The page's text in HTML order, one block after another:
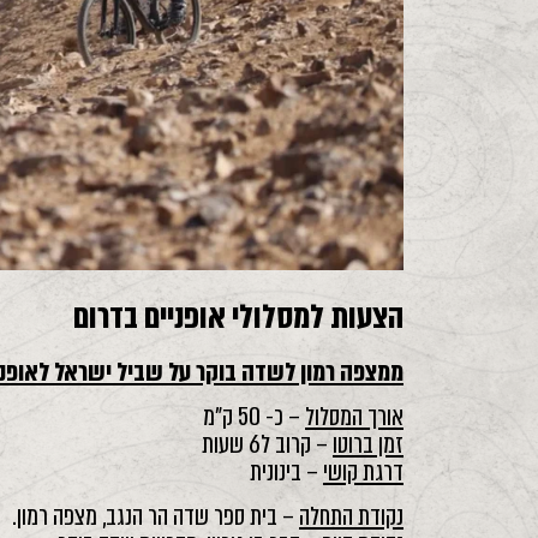
הצעות למסלולי אופניים בדרום
ממצפה רמון לשדה בוקר על שביל ישראל
אורך המסלול – כ- 50 ק"מ
זמן ברוטו– קרוב ל6 שעות
דרגת קושי – בינונית
נקודת התחלה – בית ספר שדה הר הנגב, מצפה רמון.